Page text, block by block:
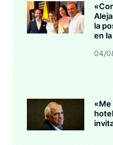
la
en
04/
«Me